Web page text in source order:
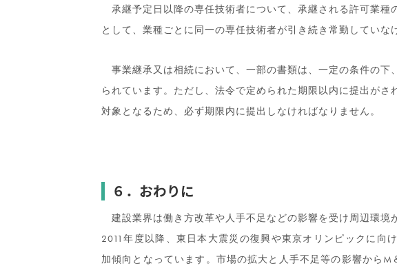
承継予定日以降の専任技術者について、承継される許可業種
として、業種ごとに同一の専任技術者が引き続き常勤していな
事業継承又は相続において、一部の書類は、一定の条件の下
られています。ただし、法令で定められた期限以内に提出が
対象となるため、必ず期限内に提出しなければなりません。
６．おわりに
建設業界は働き方改革や人手不足などの影響を受け周辺環境
2011年度以降、東日本大震災の復興や東京オリンピックに向
加傾向となっています。市場の拡大と人手不足等の影響から